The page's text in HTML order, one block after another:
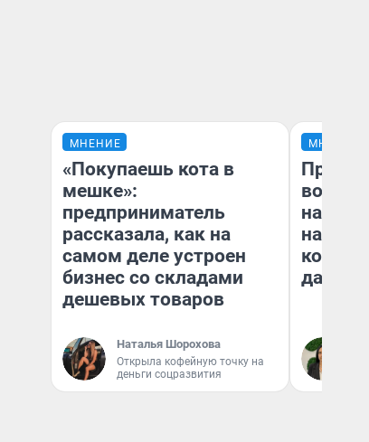
МНЕНИЕ
«Покупаешь кота в
мешке»:
предприниматель
рассказала, как на
самом деле устроен
бизнес со складами
дешевых товаров
Наталья Шорохова
Открыла кофейную точку на
деньги соцразвития
МНЕНИЕ
нам
даже